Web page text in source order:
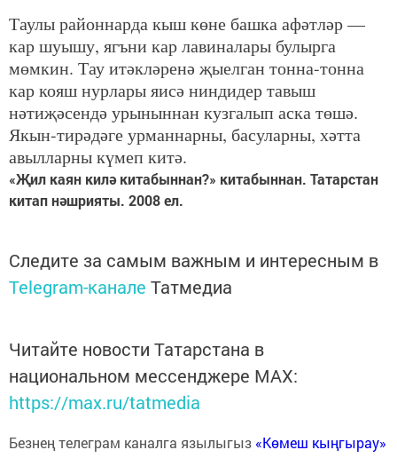
Таулы районнарда кыш көне башка афәтләр —
кар шуышу, ягъни кар лавиналары булырга
мөмкин. Тау итәкләренә җыелган тонна-тонна
кар кояш нурлары яисә ниндидер тавыш
нәтиҗәсендә урыныннан кузгалып аска төшә.
Якын-тирәдәге урманнарны, басуларны, хәтта
авылларны күмеп китә.
«Җил каян килә китабыннан?» китабыннан. Татарстан
китап нәшрияты. 2008 ел.
Следите за самым важным и интересным в
Telegram-канале Татмедиа
Читайте новости Татарстана в
национальном мессенджере MАХ:
https://max.ru/tatmedia
Безнең телеграм каналга язылыгыз «Көмеш кыңгырау»